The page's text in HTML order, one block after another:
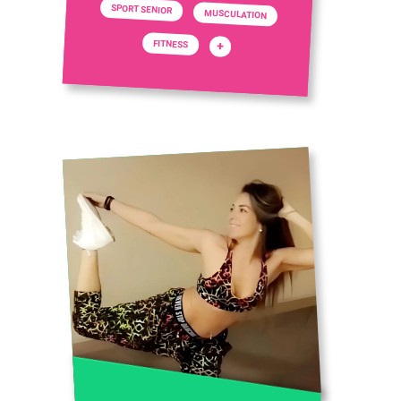
SPORT SENIOR MUSCULATION
FITNESS +